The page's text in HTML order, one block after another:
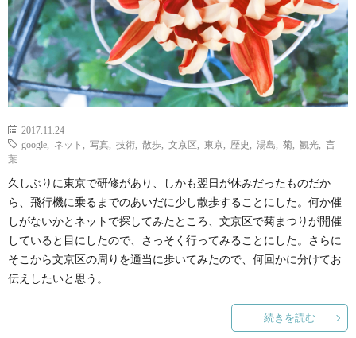
ト
散
歩
の
ブ
ロ
つ
い
て
2017.11.24
google
ネット 写真 技術 散歩 文京区 東京 歴史 湯島 菊 観光
言
葉
久しぶりに東京で研修があり、しかも翌日が休みだったものだか
ら、飛行機に乗るまでのあいだに少し散歩することにした。何か催
しがないかとネットで探してみたところ、文京区で菊まつりが開催
していると目にしたので、さっそく行ってみることにした。さらに
そこから文京区の周りを適当に歩いてみたので、何回かに分けてお
伝えしたいと思う。
続きを読む